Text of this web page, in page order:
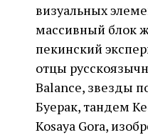
визуальных
массивный блок
пекинский
отцы
Balance, звезды
Буерак, тандем
Kosaya Gora,